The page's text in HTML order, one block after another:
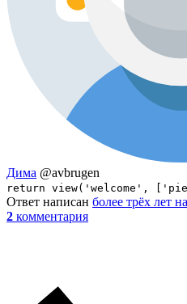
Дима @avbrugen
return view('welcome',
Ответ написан более трёх лет
2 комментария